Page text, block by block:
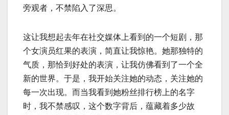
旁观者，不禁陷入了深思。
这让我想起去年在社交媒体上看到的一个短剧，那
个女演员红果的表演，简直让我惊艳。她那独特的
气质，那恰到好处的表演，让我仿佛看到了一个全
新的世界。于是，我开始关注她的动态，关注她的
每一次出现。而当我看到她粉丝排行榜上的名字
时，我不禁感叹，这个数字背后，蕴藏着多少故